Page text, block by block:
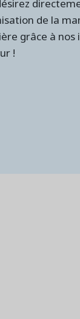
de la
grâce à
!